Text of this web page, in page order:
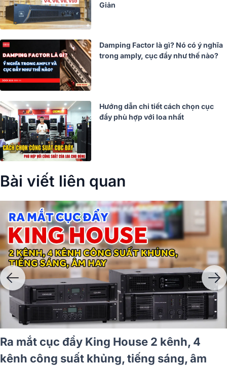
Giản
Damping Factor là gì? Nó có ý nghĩa
trong amply, cục đẩy như thế nào?
Hướng dẫn chi tiết cách chọn cục
đẩy phù hợp với loa nhất
Bài viết liên quan
JBL
Đơn Giản
Damping Factor là gì? Nó
amply, cục đẩy như thế